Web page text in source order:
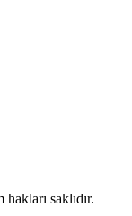
saklıdır.